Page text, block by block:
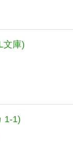
文庫)
1-1)